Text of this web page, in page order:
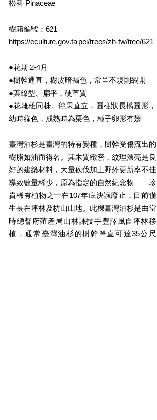
松科 Pinaceae
樹籍編號：621
https://eculture.gov.taipei/trees/zh-tw/tree/621
●花期 2-4月
●樹幹通直，樹皮暗褐色，常呈不規則裂開
●葉線型、扁平，硬革質
●花雌雄同株。毬果直立，圓柱狀長橢圓形，
幼時綠色，成熟時為栗色，種子卵形有翅
臺灣油杉是臺灣的特有變種，樹幹受傷流出的
樹脂如油而得名。其木質緻密，紋理漂亮是良
好的建築材料，大量砍伐加上野外更新率不佳
導致數量稀少，原為指定的自然紀念物——珍
貴稀有植物之一在107年底決議廢止，目前僅
生長在坪林及枋山山地。此棵臺灣油杉是由當
時總督府殖產局山林課技手豐澤風自坪林移
植，通常臺灣油杉的樹幹筆直可達35公尺